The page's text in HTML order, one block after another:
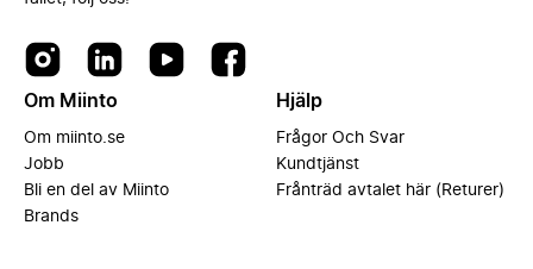
Om Miinto
Om miinto.se
Jobb
Bli en del av Miinto
Brands
Hjälp
Frågor Och Svar
Kundtjänst
Frånträd avtalet här (Returer)